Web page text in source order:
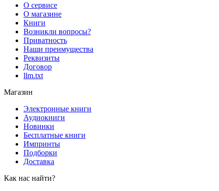
О сервисе
О магазине
Книги
Возникли вопросы?
Приватность
Наши преимущества
Реквизиты
Договор
llm.txt
Магазин
Электронные книги
Аудиокниги
Новинки
Бесплатные книги
Импринты
Подборки
Доставка
Как нас найти?